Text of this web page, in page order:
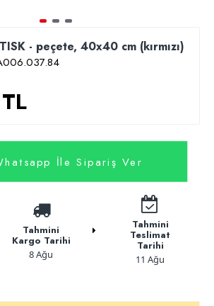
- peçete, 40x40 cm (kırmızı)
İle Sipariş Ver
Tahmini
Kargo Tarihi
8 Ağu
Tahmini
Teslimat
Tarihi
11 Ağu